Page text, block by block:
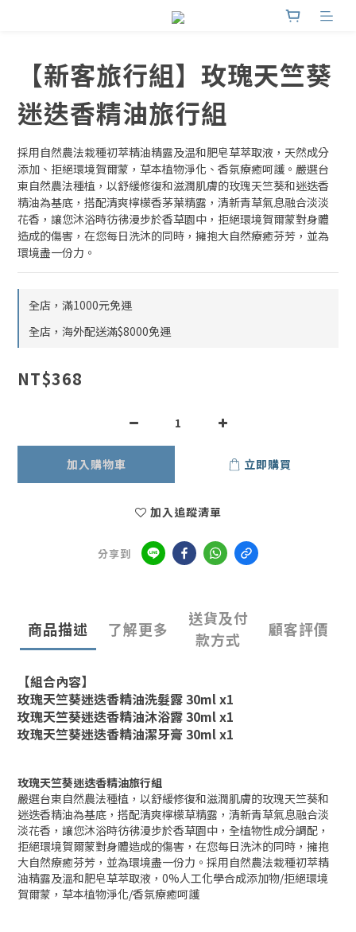
【新客旅行組】玫瑰天竺葵
迷迭香精油旅行組
採用自然農法栽種初萃精油精露及温和肥皂草萃取液，天然成分
添加、拒絕環境賀爾蒙，草本植物淨化、香氛療癒呵護。嚴選台
東自然農法種植，以舒緩修復和滋潤肌膚的玫瑰天竺葵和迷迭香
精油為基底，搭配清爽檸檬香茅葉精露，清新青草氣息融合淡淡
花香，讓您沐浴時彷彿漫步於香草園中，拒絕環境賀爾蒙對身體
造成的傷害，在您每日洗沐的同時，擁抱大自然療癒芬芳，並為
環境盡一份力。
全店，滿1000元免運
全店，海外配送滿$8000免運
NT$368
加入購物車 立即購買
加入追蹤清單
分享到
商品描述 了解更多
送貨及付
款方式
顧客評價
【組合內容】
玫瑰天竺葵迷迭香精油洗髮露 30ml x1
玫瑰天竺葵迷迭香精油沐浴露30mlx1
玫瑰天竺葵迷迭香精油潔牙膏 30mlx1
玫瑰天竺葵迷迭香精油旅行組
嚴選台東自然農法種植，以舒緩修復和滋潤肌膚的玫瑰天竺葵和
迷迭香精油為基底，搭配清爽檸檬草精露，清新青草氣息融合淡
淡花香，讓您沐浴時彷彿漫步於香草園中，全植物性成分調配，
拒絕環境賀爾蒙對身體造成的傷害，在您每日洗沐的同時，擁抱
大自然療癒芬芳，並為環境盡一份力。採用自然農法栽種初萃精
油精露及溫和肥皂草萃取液，0%人工化學合成添加物/拒絕環境
賀爾蒙，草本植物淨化/香氛療癒呵護